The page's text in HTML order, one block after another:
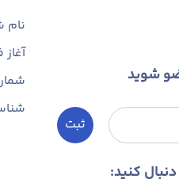
شوید
ثبت
کنید: